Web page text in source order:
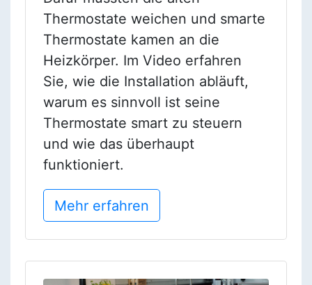
Thermostate weichen und smarte
Thermostate kamen an die
Heizkörper. Im Video erfahren
Sie, wie die Installation abläuft,
warum es sinnvoll ist seine
Thermostate smart zu steuern
und wie das überhaupt
funktioniert.
Mehr erfahren